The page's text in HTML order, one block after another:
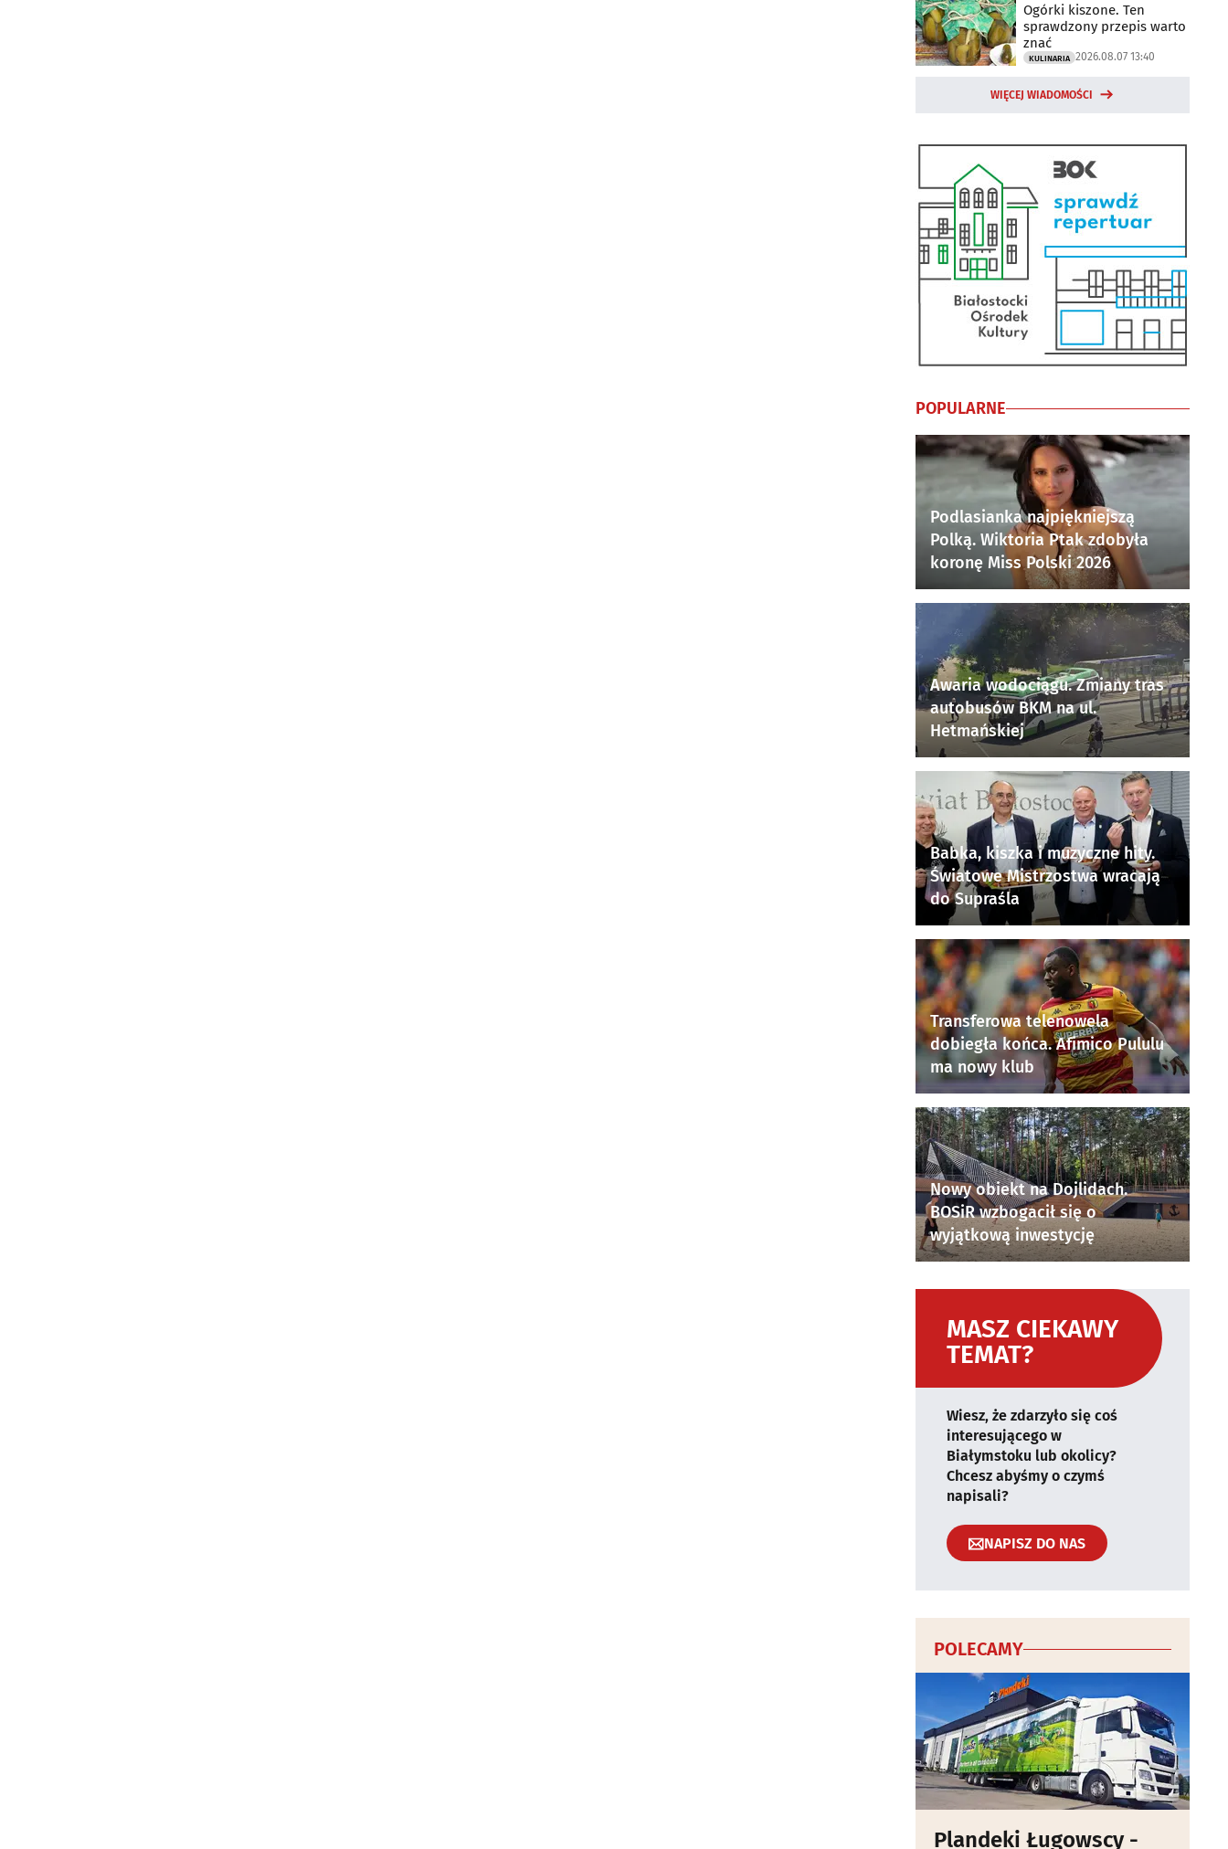
Ogórki kiszone. Ten
sprawdzony przepis warto
znać
KULINARIA 2026.08.07 13:40
WIĘCEJ WIADOMOŚCI
POPULARNE
Podlasianka najpiękniejszą
Polką. Wiktoria Ptak zdobyła
koronę Miss Polski 2026
Awaria wodociągu. Zmiany tras
autobusów BKM na ul.
Hetmańskiej
Babka, kiszka i muzyczne hity.
Światowe Mistrzostwa wracają
do Supraśla
Transferowa telenowela
dobiegła końca. Afimico Pululu
ma nowy klub
Nowy obiekt na Dojlidach.
BOSiR wzbogacił się o
wyjątkową inwestycję
MASZ CIEKAWY
TEMAT?
Wiesz, że zdarzyło się coś
interesującego w
Białymstoku lub okolicy?
Chcesz abyśmy o czymś
napisali?
NAPISZ DO NAS
POLECAMY
Plandeki Ługowscy -